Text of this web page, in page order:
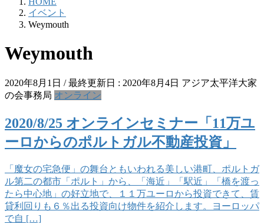
イベント
Weymouth
Weymouth
2020年8月1日 / 最終更新日 : 2020年8月4日 アジア太平洋大家
の会事務局 オンライン
2020/8/25 オンラインセミナー「11万ユ
ーロからのポルトガル不動産投資」
「魔女の宅急便」の舞台ともいわれる美しい港町、ポルトガ
ル第二の都市「ポルト」から、「海近」「駅近」「橋を渡っ
たら中心地」の好立地で、１１万ユーロから投資できて、賃
貸利回りも６％出る投資向け物件を紹介します。ヨーロッパ
で自 […]